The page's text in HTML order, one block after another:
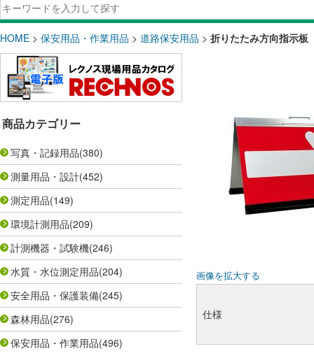
HOME > 保安用品・作業用品 > 道路保安用品 > 折りたたみ方向指示
商品カテゴリー
写真・記録用品(380)
測量用品・設計(452)
測定用品(149)
環境計測用品(209)
計測機器・試験機(246)
水質・水位測定用品(204)
安全用品・保護装備(245)
森林用品(276)
保安用品・作業用品(496)
画像を拡大する
仕様